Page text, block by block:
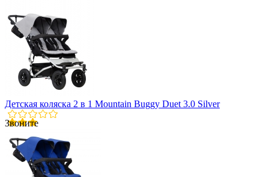
Детская коляска 2 в 1 Mountain Buggy Duet 3.0 Silver
Звоните